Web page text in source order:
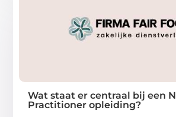
Wat staat er centraal bij een
Practitioner opleiding?